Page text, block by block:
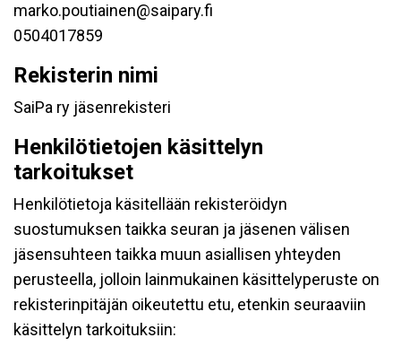
marko.poutiainen@saipary.fi
0504017859
Rekisterin nimi
SaiPa ry jäsenrekisteri
Henkilötietojen käsittelyn
tarkoitukset
Henkilötietoja käsitellään rekisteröidyn
suostumuksen taikka seuran ja jäsenen välisen
jäsensuhteen taikka muun asiallisen yhteyden
perusteella, jolloin lainmukainen käsittelyperuste on
rekisterinpitäjän oikeutettu etu, etenkin seuraaviin
käsittelyn tarkoituksiin: